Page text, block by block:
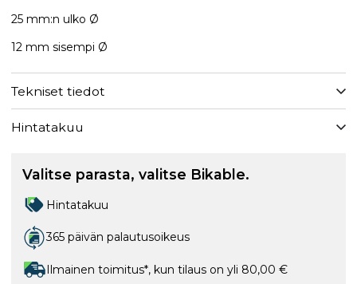
25 mm:n ulko Ø
12 mm sisempi Ø
Tekniset tiedot
Hintatakuu
Valitse parasta, valitse Bikable.
Hintatakuu
365 päivän palautusoikeus
Ilmainen toimitus*, kun tilaus on yli 80,00 €